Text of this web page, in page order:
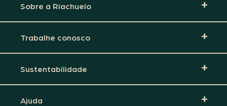
Sobre a Riachuelo
Trabalhe conosco
Sustentabilidade
Ajuda